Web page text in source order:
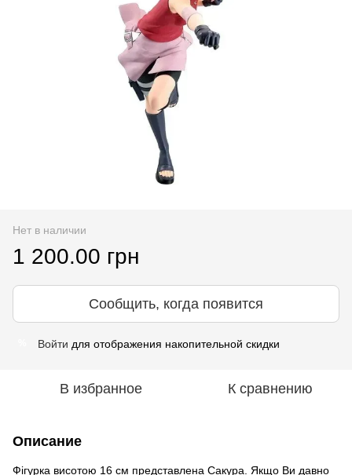
Нет в наличии
1 200.00 грн
Сообщить, когда появится
Войти для отображения накопительной скидки
В избранное К сравнению
Описание
Фігурка висотою 16 см представлена Сакура. Якщо Ви давно